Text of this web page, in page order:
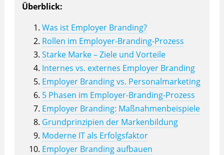
Überblick:
Was ist Employer Branding?
Rollen im Employer-Branding-Prozess
Starke Marke – Ziele und Vorteile
Internes vs. externes Employer Branding
Employer Branding vs. Personalmarketing
5 Phasen im Employer-Branding-Prozess
Employer Branding: Maßnahmenbeispiele
Grundprinzipien der Markenbildung
Moderne IT als Erfolgsfaktor
Employer Branding aufbauen